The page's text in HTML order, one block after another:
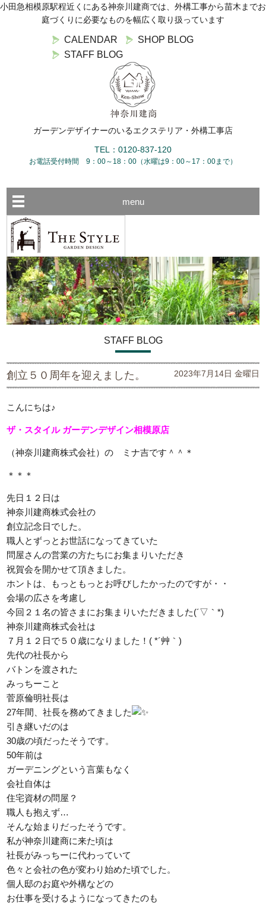
小田急相模原駅程近くにある神奈川建商では、外構工事から苗木までお
庭づくりに必要なものを幅広く取り扱っています
CALENDAR
SHOP BLOG
STAFF BLOG
ガーデンデザイナーのいるエクステリア・外構工事店
TEL：0120-837-120
お電話受付時間 9：00～18：00（水曜は9：00～17：00まで）
menu
STAFF BLOG
創立５０周年を迎えました。 2023年7月14日 金曜日
こんにちは♪
ザ・スタイル ガーデンデザイン相模原店
（神奈川建商株式会社）の ミナ吉です＾＾＊
＊＊＊
先日１２日は
神奈川建商株式会社の
創立記念日でした。
職人とずっとお世話になってきていた
問屋さんの営業の方たちにお集まりいただき
祝賀会を開かせて頂きました。
ホントは、もっともっとお呼びしたかったのですが・・
会場の広さを考慮し
今回２１名の皆さまにお集まりいただきました(´▽｀*)
神奈川建商株式会社は
７月１２日で５０歳になりました！( *´艸｀)
先代の社長から
バトンを渡された
みっちーこと
菅原倫明社長は
27年間、社長を務めてきました
引き継いだのは
30歳の頃だったそうです。
50年前は
ガーデニングという言葉もなく
会社自体は
住宅資材の問屋？
職人も抱えず…
そんな始まりだったそうです。
私が神奈川建商に来た頃は
社長がみっちーに代わっていて
色々と会社の色が変わり始めた頃でした。
個人邸のお庭や外構などの
お仕事を受けるようになってきたのも